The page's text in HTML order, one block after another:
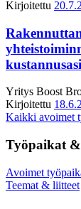
Kirjoitettu
Yritys Boost
Kirjoitettu
Kaikki avoimet
Työpaikat
Avoimet
Teemat & liitteet